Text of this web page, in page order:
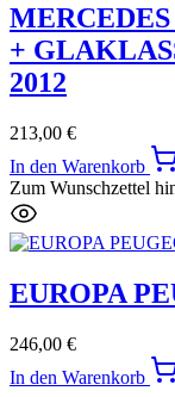
+
2012
213,00 €
In den Warenkorb
Zum Wunschzettel
EUROPA
246,00 €
In den Warenkorb